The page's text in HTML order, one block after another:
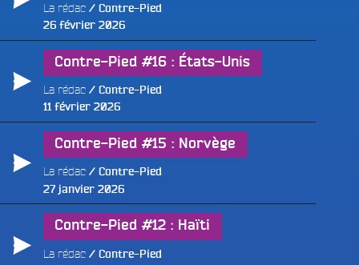
La rédac
Contre-Pied
Publié
26 février 2026
Contre-Pied #16 : États-Unis
La rédac
Contre-Pied
Publié
11 février 2026
Contre-Pied #15 : Norvège
La rédac
Contre-Pied
Publié
27 janvier 2026
Contre-Pied #12 : Haïti
La rédac
Contre-Pied